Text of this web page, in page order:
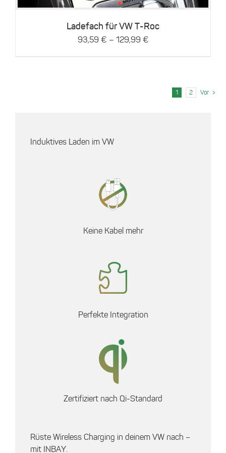
Die
können
auf
der
Ladefach für VW T-Roc
93,59 € – 129,99 €
1 2 Vor
Induktives Laden im VW
Keine Kabel mehr
Perfekte Integration
Zertifiziert nach Qi-Standard
Rüste Wireless Charging in deinem VW nach –
mit INBAY.